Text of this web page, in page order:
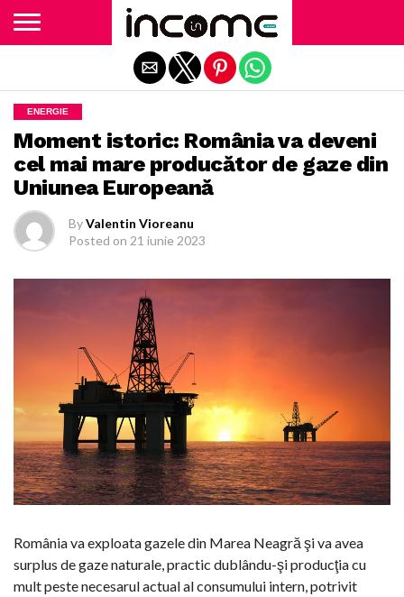
ENERGIE
Moment istoric: România va deveni
cel mai mare producător de gaze din
Uniunea Europeană
ByValentin Vioreanu
Posted on 21 iunie 2023
România va exploata gazele din Marea Neagră şi va avea
surplus de gaze naturale, practic dublându-şi producţia cu
mult peste necesarul actual al consumului intern, potrivit
Exit mobile version